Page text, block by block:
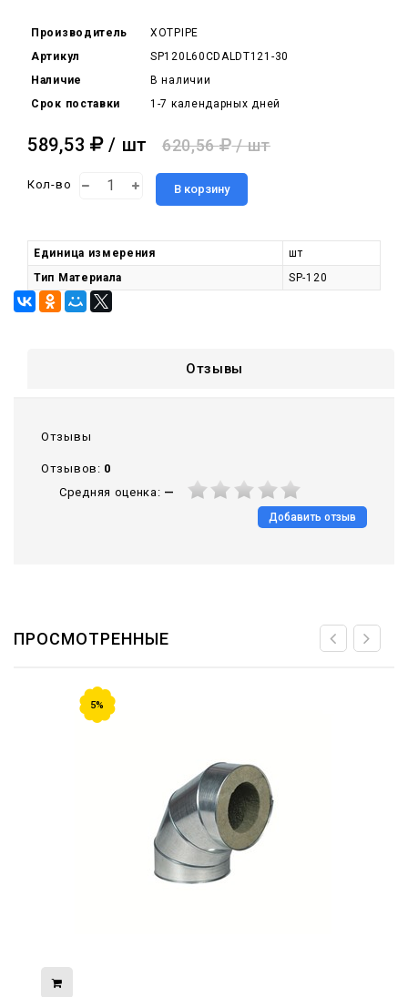
Производитель
XOTPIPE
Артикул
SP120L60CDALDT121-30
Наличие
В наличии
Срок поставки
1-7 календарных дней
589,53 / шт 620,56 / шт
Кол-во В корзину
Единица измерения
шт
Тип Материала
SP-120
Отзывы
Отзывы
Отзывов: 0
Средняя оценка: —
Добавить отзыв
ПРОСМОТРЕННЫЕ
5%